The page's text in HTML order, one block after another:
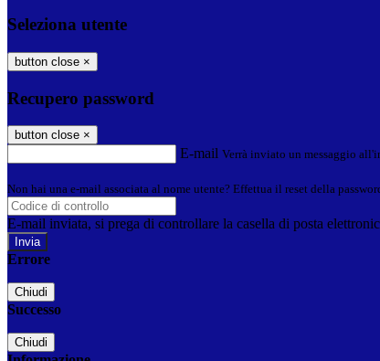
Seleziona utente
button close ×
Recupero password
button close ×
E-mail Verrà inviato un messaggio
Non hai una e-mail associata al nome utente? Effettua il reset della
E-mail inviata, si prega di controllare la casella di posta
Errore
Chiudi
Successo
Chiudi